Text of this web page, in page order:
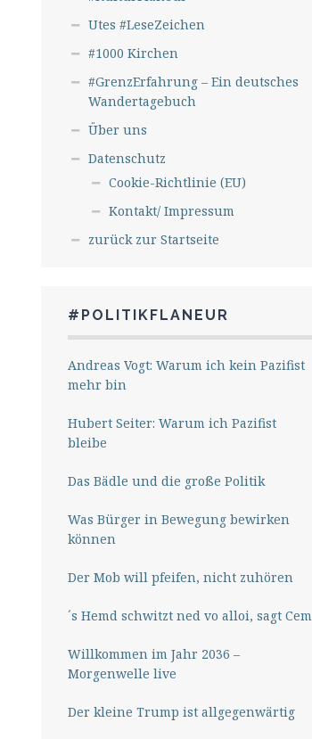
Utes #LeseZeichen
#1000 Kirchen
#GrenzErfahrung – Ein deutsches
Wandertagebuch
Über uns
Datenschutz
Cookie-Richtlinie (EU)
Kontakt/ Impressum
zurück zur Startseite
#POLITIKFLANEUR
Andreas Vogt: Warum ich kein Pazifist
mehr bin
Hubert Seiter: Warum ich Pazifist
bleibe
Das Bädle und die große Politik
Was Bürger in Bewegung bewirken
können
Der Mob will pfeifen, nicht zuhören
´s Hemd schwitzt ned vo alloi, sagt Cem
Willkommen im Jahr 2036 –
Morgenwelle live
Der kleine Trump ist allgegenwärtig